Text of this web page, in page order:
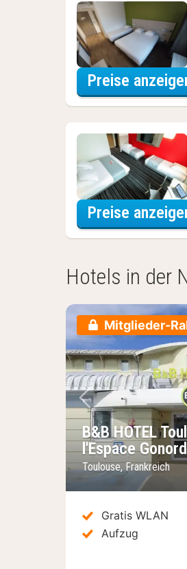
Preise
Preise
Hotels in der
Mitglieder-
Vorheriges
B&B HOTEL
l'Espace Gonord
Toulouse, Frankreich
Gratis WLAN
Aufzug